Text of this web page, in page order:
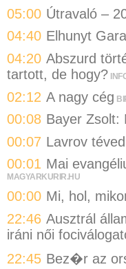
05:00 Útravaló –
04:40 Elhunyt
04:20 Abszurd
tartott, de hogy?
02:12 A nagy cég
00:08 Bayer Zsolt:
00:07 Lavrov téved
00:01 Mai
MAGYARKURIR.HU
00:00 Mi, hol,
22:46 Ausztrál
iráni női
22:45 Bez�r az